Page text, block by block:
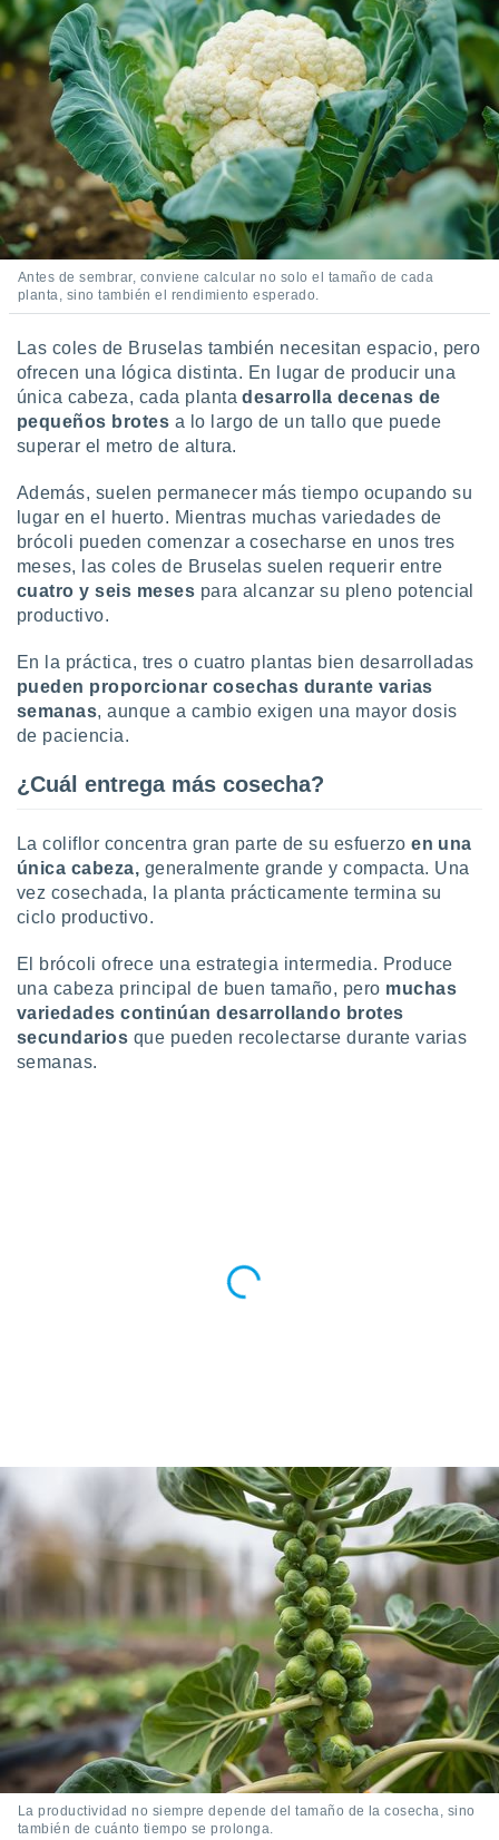
e
mediante
publicidad
publicidad
de
Antes de sembrar, conviene calcular no solo el tamaño de cada
planta, sino también el rendimiento esperado.
Las coles de Bruselas también necesitan espacio, pero
ofrecen una lógica distinta. En lugar de producir una
única cabeza, cada plantadesarrolla decenas de
pequeños brotes a lo largo de un tallo que puede
superar el metro de altura.
Además, suelen permanecer más tiempo ocupando su
lugar en el huerto. Mientras muchas variedades de
brócoli pueden comenzar a cosecharse en unos tres
meses, las coles de Bruselas suelen requerir entre
cuatro y seis meses para alcanzar su pleno potencial
productivo.
En la práctica, tres o cuatro plantas bien desarrolladas
pueden proporcionar cosechas durante varias
semanas, aunque a cambio exigen una mayor dosis
de paciencia.
¿Cuál entrega más cosecha?
La coliflor concentra gran parte de su esfuerzoen una
única cabeza, generalmente grande y compacta. Una
vez cosechada, la planta prácticamente termina su
ciclo productivo.
El brócoli ofrece una estrategia intermedia. Produce
una cabeza principal de buen tamaño, pero muchas
variedades continúan desarrollando brotes
secundarios que pueden recolectarse durante varias
semanas.
La productividad no siempre depende del tamaño de la cosecha, sino
también de cuánto tiempo se prolonga.